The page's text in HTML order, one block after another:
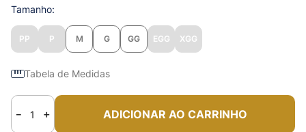
Tamanho
PP P M G GG EGG XGG
Tabela de Medidas
＋
－ ADICIONAR AO CARRINHO